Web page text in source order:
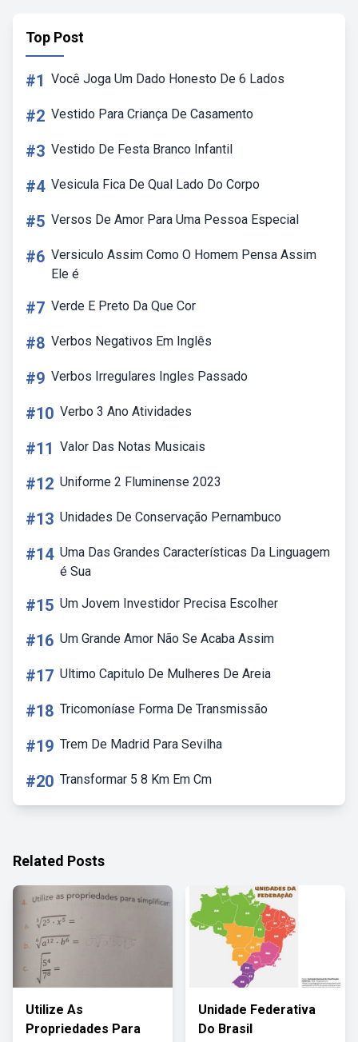
Top Post
#1 Você Joga Um Dado Honesto De 6 Lados
#2 Vestido Para Criança De Casamento
#3 Vestido De Festa Branco Infantil
#4 Vesicula Fica De Qual Lado Do Corpo
#5 Versos De Amor Para Uma Pessoa Especial
#6 Versiculo Assim Como O Homem Pensa Assim
Ele é
#7 Verde E Preto Da Que Cor
#8 Verbos Negativos Em Inglês
#9 Verbos Irregulares Ingles Passado
#10 Verbo 3 Ano Atividades
#11 Valor Das Notas Musicais
#12 Uniforme 2 Fluminense 2023
#13 Unidades De Conservação Pernambuco
#14 Uma Das Grandes Características Da Linguagem
é Sua
#15 Um Jovem Investidor Precisa Escolher
#16 Um Grande Amor Não Se Acaba Assim
#17 Ultimo Capitulo De Mulheres De Areia
#18 Tricomoníase Forma De Transmissão
#19 Trem De Madrid Para Sevilha
#20 Transformar 5 8 Km Em Cm
Related Posts
Utilize As
Propriedades Para
Unidade Federativa
Do Brasil